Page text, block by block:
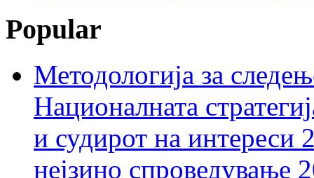
Popular
Методологија за
Националната
и судирот на интереси
нејзино спроведување